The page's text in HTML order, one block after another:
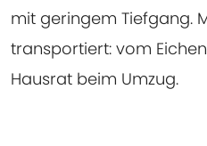
mit geringem Tiefgang.
transportiert: vom
Hausrat beim Umzug.